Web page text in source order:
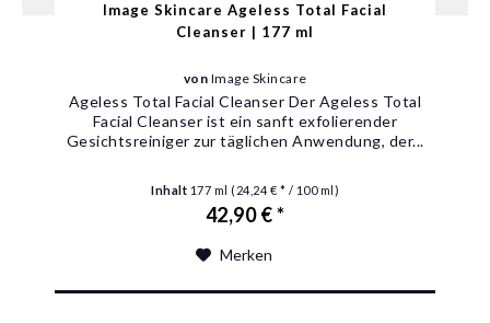
Image Skincare Ageless Total Facial
Cleanser | 177 ml
von Image Skincare
Ageless Total Facial Cleanser Der Ageless Total
Facial Cleanser ist ein sanft exfolierender
Gesichtsreiniger zur täglichen Anwendung, der...
Inhalt 177 ml (24,24 € * / 100 ml)
42,90 € *
Merken